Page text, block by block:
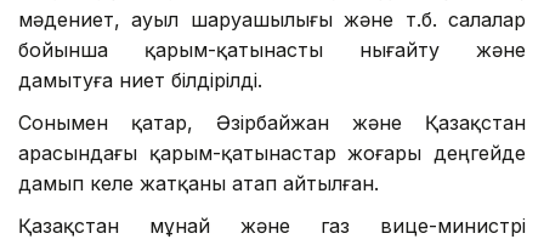
мәдениет, ауыл шаруашылығы және т.б. салалар
бойынша қарым-қатынасты нығайту және
дамытуға ниет білдірілді.
Сонымен қатар, Әзірбайжан және Қазақстан
арасындағы қарым-қатынастар жоғары деңгейде
дамып келе жатқаны атап айтылған.
Қазақстан мұнай және газ вице-министрі